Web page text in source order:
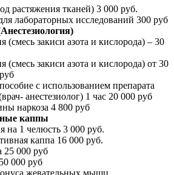
растяжения тканей) 3 000 руб.
лабораторных исследований 300 руб
(смесь закиси азота и кислорода) – 30
(смесь закиси азота и кислорода) от 30
с использованием препарата
анестезиолог) 1 час 20 000 руб
наркоза 4 800 руб
каппы
на 1 челюсть 3 000 руб.
каппа 16 000 руб.
25 000 руб
50 000 руб